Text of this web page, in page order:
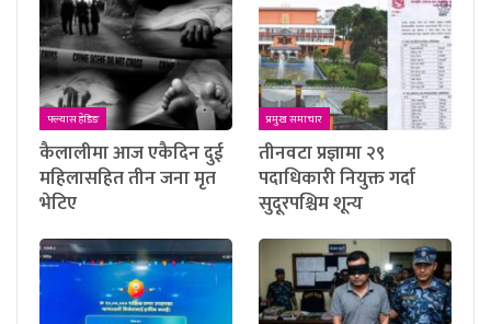
फ्ल्यास हेडिङ
कैलालीमा आज एकैदिन दुई
महिलासहित तीन जना मृत
भेटिए
प्रमुख समाचार
तीनवटा प्रज्ञामा २९
पदाधिकारी नियुक्त गर्दा
सुदूरपश्चिम शून्य